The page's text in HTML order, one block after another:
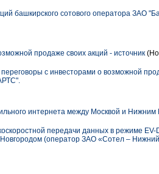
башкирского сотового оператора ЗАО
продаже своих акций - источник
с инвесторами о возможной
интернета между Москвой и Нижним
передачи данных в режиме
(оператор ЗАО «Сотел – Нижний